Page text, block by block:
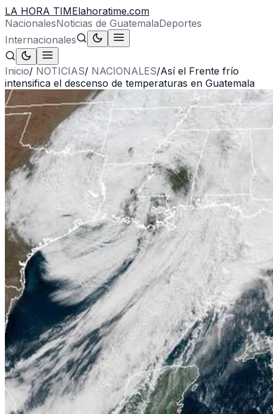
LA HORA TIMElahoratime.com
NacionalesNoticias de GuatemalaDeportes
Internacionales
Inicio/ NOTICIAS/ NACIONALES/Así el Frente frío
intensifica el descenso de temperaturas en Guatemala